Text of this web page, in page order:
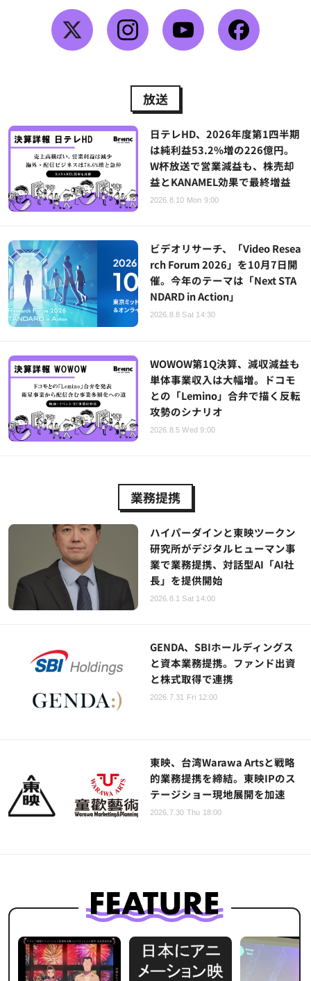
放送
日テレHD、2026年度第1四半期
は純利益53.2%増の226億円。
W杯放送で営業減益も、株売却
益とKANAMEL効果で最終増益
2026.8.10 Mon 9:00
ビデオリサーチ、「Video Resea
rch Forum 2026」を10月7日開
催。今年のテーマは「Next STA
NDARD in Action」
2026.8.8 Sat 14:30
WOWOW第1Q決算、減収減益も
単体事業収入は大幅増。ドコモ
との「Lemino」合弁で描く反転
攻勢のシナリオ
2026.8.5 Wed 9:00
業務提携
ハイパーダインと東映ツークン
研究所がデジタルヒューマン事
業で業務提携、対話型AI「AI社
長」を提供開始
2026.8.1 Sat 14:00
GENDA、SBIホールディングス
と資本業務提携。ファンド出資
と株式取得で連携
2026.7.31 Fri 12:00
東映、台湾Warawa Artsと戦略
的業務提携を締結。東映IPのス
テージショー現地展開を加速
2026.7.30 Thu 18:00